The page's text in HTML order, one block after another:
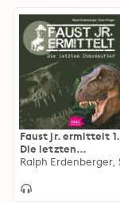
Faust jr. ermittelt 1.
Die letzten
Dinosaurier